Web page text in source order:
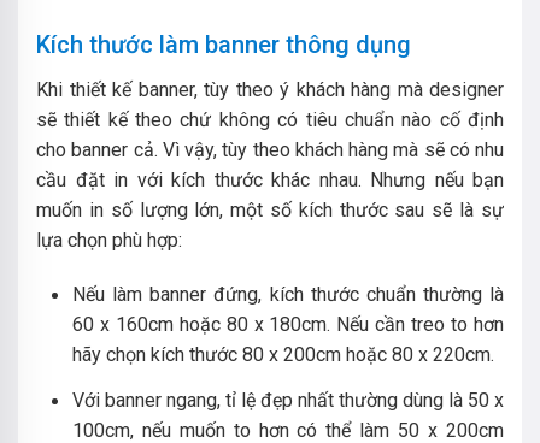
Kích thước làm banner thông dụng
Khi thiết kế banner, tùy theo ý khách hàng mà designer
sẽ thiết kế theo chứ không có tiêu chuẩn nào cố định
cho banner cả. Vì vậy, tùy theo khách hàng mà sẽ có nhu
cầu đặt in với kích thước khác nhau. Nhưng nếu bạn
muốn in số lượng lớn, một số kích thước sau sẽ là sự
lựa chọn phù hợp:
Nếu làm banner đứng, kích thước chuẩn thường là
60 x 160cm hoặc 80 x 180cm. Nếu cần treo to hơn
hãy chọn kích thước 80 x 200cm hoặc 80 x 220cm.
Với banner ngang, tỉ lệ đẹp nhất thường dùng là 50 x
100cm, nếu muốn to hơn có thể làm 50 x 200cm